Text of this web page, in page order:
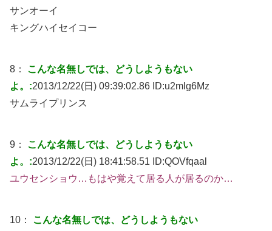
サンオーイ
キングハイセイコー
8： こんな名無しでは、どうしようもない
よ。:2013/12/22(日) 09:39:02.86 ID:u2mlg6Mz
サムライプリンス
9： こんな名無しでは、どうしようもない
よ。:2013/12/22(日) 18:41:58.51 ID:QOVfqaal
ユウセンショウ…もはや覚えて居る人が居るのか…
10： こんな名無しでは、どうしようもない